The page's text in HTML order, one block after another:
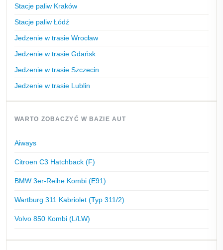
Stacje paliw Kraków
Stacje paliw Łódź
Jedzenie w trasie Wrocław
Jedzenie w trasie Gdańsk
Jedzenie w trasie Szczecin
Jedzenie w trasie Lublin
WARTO ZOBACZYĆ W BAZIE AUT
Aiways
Citroen C3 Hatchback (F)
BMW 3er-Reihe Kombi (E91)
Wartburg 311 Kabriolet (Typ 311/2)
Volvo 850 Kombi (L/LW)